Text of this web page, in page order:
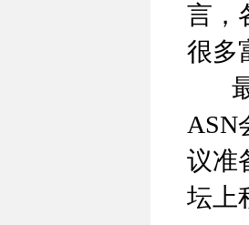
言，
很多
最
ASN
议准
坛上